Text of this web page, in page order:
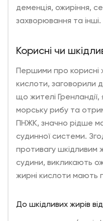
деменція, ожиріння,
захворювання та інші.
Корисні чи
Першими про корисні
кислоти, заговорили
що жителі Гренландії,
морську рибу та
ПНЖК, значно рідше
судинної системи.
противагу шкідливим
судини, викликають
жирні кислоти мають
До шкідливих жирів